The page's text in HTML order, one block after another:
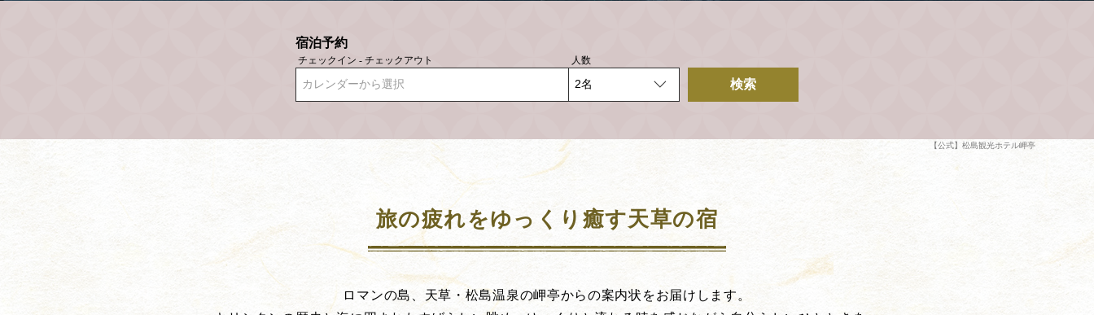
宿泊予約
チェックイン - チェックアウト
カレンダーから選択
人数
検索
【公式】松島観光ホテル岬亭
旅の疲れをゆっくり癒す天草の宿
ロマンの島、天草・松島温泉の岬亭からの案内状をお届けします。